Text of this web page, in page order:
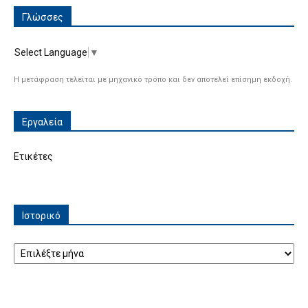
Γλώσσες
Select Language ▼
Η μετάφραση τελείται με μηχανικό τρόπο και δεν αποτελεί επίσημη εκδοχή.
Εργαλεία
Ετικέτες
Ιστορικό